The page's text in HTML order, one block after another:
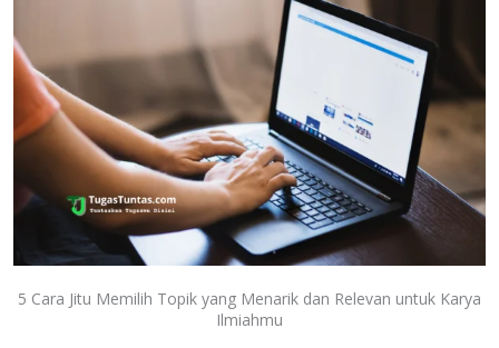
5 Cara Jitu Memilih Topik yang Menarik dan Relevan untuk Karya
Ilmiahmu